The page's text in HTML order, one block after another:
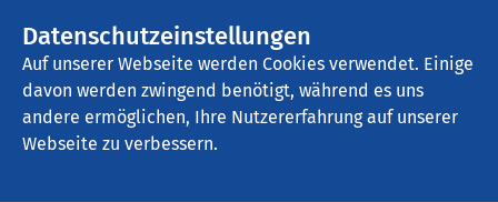
Datenschutzeinstellungen
Auf unserer Webseite werden Cookies verwendet. Einige
davon werden zwingend benötigt, während es uns
andere ermöglichen, Ihre Nutzererfahrung auf unserer
Webseite zu verbessern.
AMEOS Poliklinikum Wernigerode